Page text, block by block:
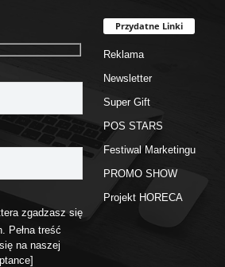
zgadzasz się
Pełna treść
na naszej
Przydatne Linki
Reklama
Newsletter
Super Gift
POS STARS
Festiwal Marketingu
PROMO SHOW
Projekt HORECA